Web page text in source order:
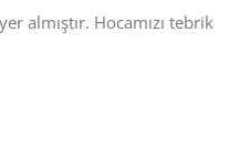
almıştır. Hocamızı tebrik